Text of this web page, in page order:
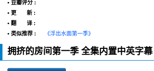
• 豆瓣评分 :
• 更 新 :
• 翻 译 :
• 类似推荐 :
《浮出水面第一季》
拥挤的房间第一季 全集内置中英字幕